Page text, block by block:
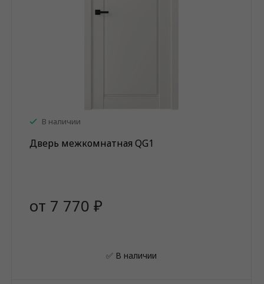
В наличии
Дверь межкомнатная QG1
от 7 770 ₽
✅ В наличии